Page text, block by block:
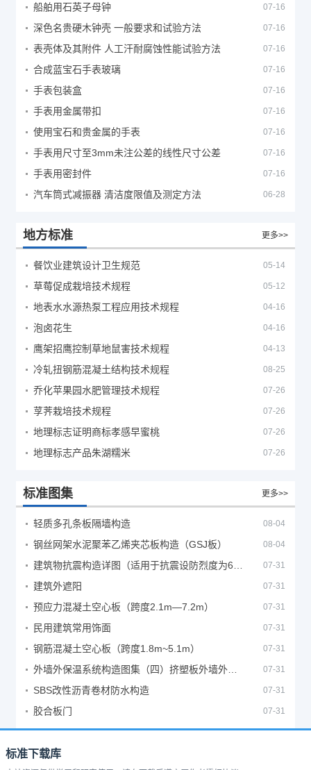
船舶用石英子母钟 07-16
深色名贵硬木钟壳 一般要求和试验方法 07-16
表壳体及其附件 人工汗耐腐蚀性能试验方法 07-16
合成蓝宝石手表玻璃 07-16
手表包装盒 07-16
手表用金属带扣 07-16
使用宝石和贵金属的手表 07-16
手表用尺寸至3mm未注公差的线性尺寸公差 07-16
手表用密封件 07-16
汽车筒式减振器 清洁度限值及测定方法 06-28
地方标准 更多>>
餐饮业建筑设计卫生规范 05-14
草莓促成栽培技术规程 05-12
地表水水源热泵工程应用技术规程 04-16
泡卤花生 04-16
鹰架招鹰控制草地鼠害技术规程 04-13
冷轧扭钢筋混凝土结构技术规程 08-25
乔化苹果园水肥管理技术规程 07-26
莩荠栽培技术规程 07-26
地理标志证明商标孝感早蜜桃 07-26
地理标志产品朱湖糯米 07-26
标准图集 更多>>
轻质多孔条板隔墙构造 08-04
钢丝网架水泥聚苯乙烯夹芯板构造（GSJ板） 08-04
07-31
建筑外遮阳 07-31
预应力混凝土空心板（跨度2.1m—7.2m） 07-31
民用建筑常用饰面 07-31
钢筋混凝土空心板（跨度1.8m~5.1m） 07-31
07-31
SBS改性沥青卷材防水构造 07-31
胶合板门 07-31
标准下载库